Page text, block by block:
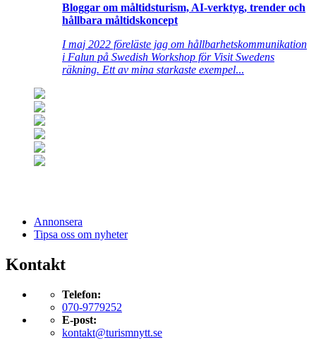
Bloggar om måltidsturism, AI-verktyg, trender och
hållbara måltidskoncept
I maj 2022 föreläste jag om hållbarhetskommunikation
i Falun på Swedish Workshop för Visit Swedens
räkning. Ett av mina starkaste exempel...
Annonsera
Tipsa oss om nyheter
Kontakt
Telefon:
070-9779252
E-post:
kontakt@turismnytt.se